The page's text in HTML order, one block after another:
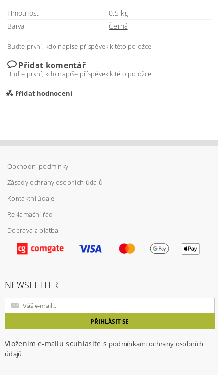
Hmotnost
0.5 kg
Barva
Černá
Buďte první, kdo napíše příspěvek k této položce.
Přidat komentář
Buďte první, kdo napíše příspěvek k této položce.
Přidat hodnocení
Vložením hodnocení souhlasíte spodmínkami
ochrany osobních údajů
Obchodní podmínky
Zásady ochrany osobních údajů
Kontaktní údaje
Reklamační řád
Doprava a platba
NEWSLETTER
Vložením e-mailu souhlasíte s podmínkami ochrany osobních
údajů